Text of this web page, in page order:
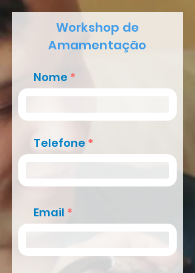
Workshop de
Amamentação
Nome
Telefone
Email